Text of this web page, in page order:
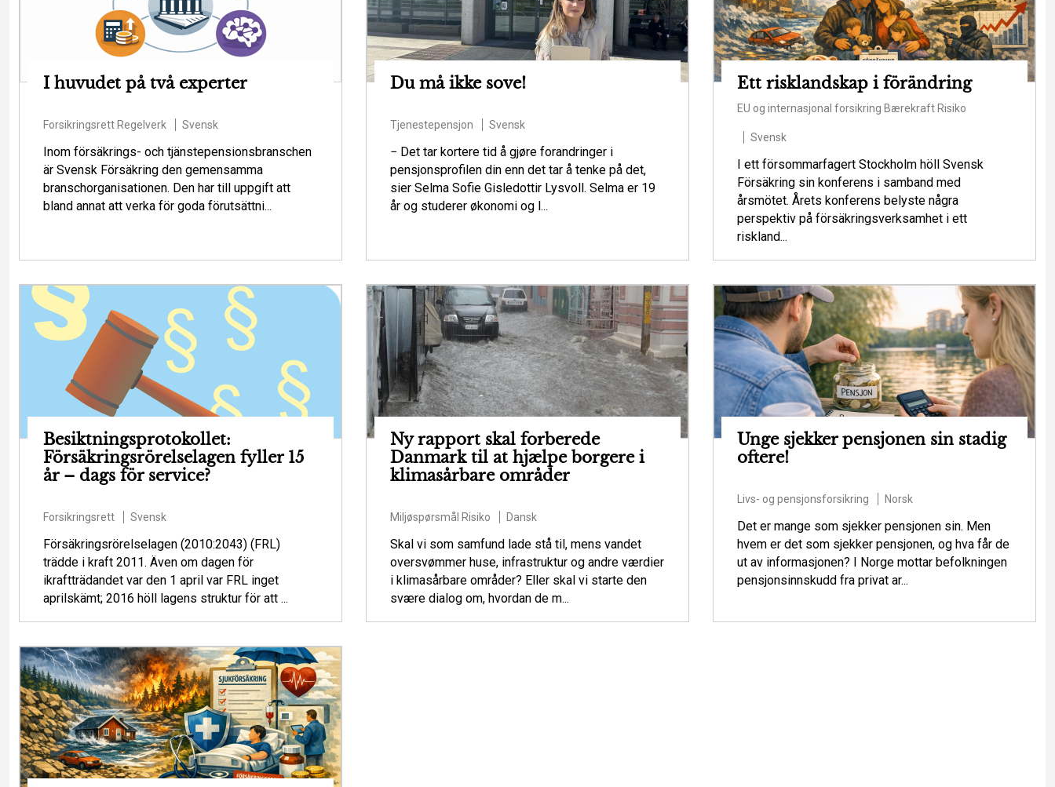
I huvudet på två experter
Forsikringsrett Regelverk Svensk
Inom försäkrings- och tjänstepensionsbranschen
är Svensk Försäkring den gemensamma
branschorganisationen. Den har till uppgift att
bland annat att verka för goda förutsättni...
Du må ikke sove!
Tjenestepensjon Svensk
− Det tar kortere tid å gjøre forandringer i
pensjonsprofilen din enn det tar å tenke på det,
sier Selma Sofie Gisledottir Lysvoll. Selma er 19
år og studerer økonomi og l...
Ett risklandskap i förändring
EU og internasjonal forsikring Bærekraft Risiko
Svensk
I ett försommarfagert Stockholm höll Svensk
Försäkring sin konferens i samband med
årsmötet. Årets konferens belyste några
perspektiv på försäkringsverksamhet i ett
riskland...
Besiktningsprotokollet:
Försäkringsrörelselagen fyller 15
år – dags för service?
Forsikringsrett Svensk
Försäkringsrörelselagen (2010:2043) (FRL)
trädde i kraft 2011. Även om dagen för
ikraftträdandet var den 1 april var FRL inget
aprilskämt; 2016 höll lagens struktur för att ...
Ny rapport skal forberede
Danmark til at hjælpe borgere i
klimasårbare områder
Miljøspørsmål Risiko Dansk
Skal vi som samfund lade stå til, mens vandet
oversvømmer huse, infrastruktur og andre værdier
i klimasårbare områder? Eller skal vi starte den
svære dialog om, hvordan de m...
Unge sjekker pensjonen sin stadig
oftere!
Livs- og pensjonsforsikring Norsk
Det er mange som sjekker pensjonen sin. Men
hvem er det som sjekker pensjonen, og hva får de
ut av informasjonen? I Norge mottar befolkningen
pensjonsinnskudd fra privat ar...